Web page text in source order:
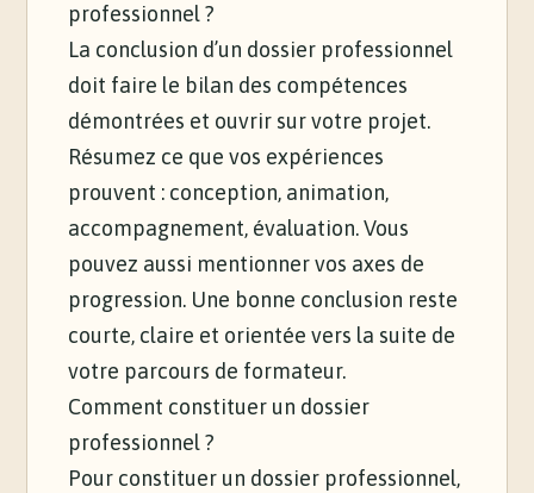
professionnel ?
La conclusion d’un dossier professionnel
doit faire le bilan des compétences
démontrées et ouvrir sur votre projet.
Résumez ce que vos expériences
prouvent : conception, animation,
accompagnement, évaluation. Vous
pouvez aussi mentionner vos axes de
progression. Une bonne conclusion reste
courte, claire et orientée vers la suite de
votre parcours de formateur.
Comment constituer un dossier
professionnel ?
Pour constituer un dossier professionnel,